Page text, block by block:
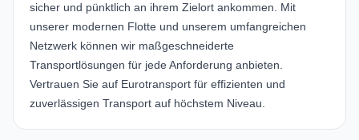
sicher und pünktlich an ihrem Zielort ankommen. Mit
unserer modernen Flotte und unserem umfangreichen
Netzwerk können wir maßgeschneiderte
Transportlösungen für jede Anforderung anbieten.
Vertrauen Sie auf Eurotransport für effizienten und
zuverlässigen Transport auf höchstem Niveau.